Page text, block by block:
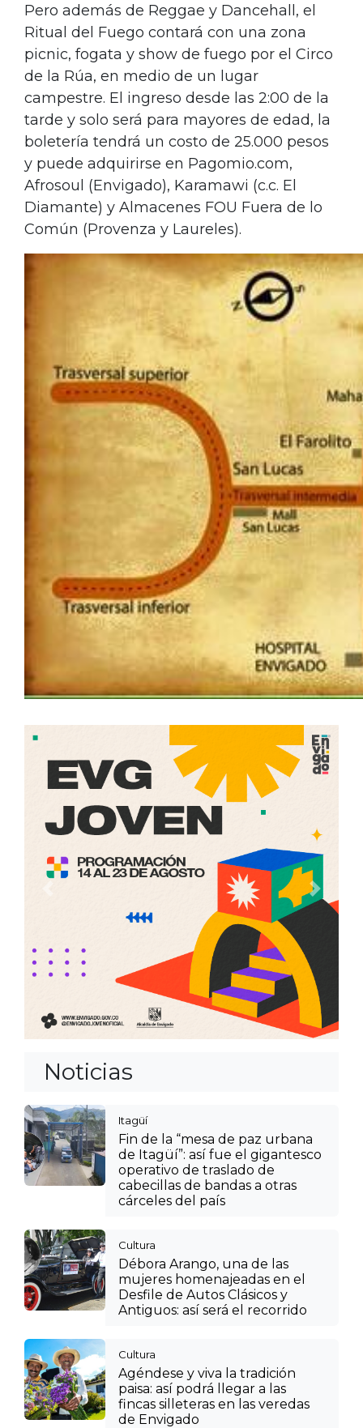
Pero además de Reggae y Dancehall, el
Ritual del Fuego contará con una zona
picnic, fogata y show de fuego por el Circo
de la Rúa, en medio de un lugar
campestre. El ingreso desde las 2:00 de la
tarde y solo será para mayores de edad, la
boletería tendrá un costo de 25.000 pesos
y puede adquirirse en Pagomio.com,
Afrosoul (Envigado), Karamawi (c.c. El
Diamante) y Almacenes FOU Fuera de lo
Común (Provenza y Laureles).
Noticias
Itagüí
Fin de la “mesa de paz urbana
de Itagüí”: así fue el gigantesco
operativo de traslado de
cabecillas de bandas a otras
cárceles del país
Cultura
Débora Arango, una de las
mujeres homenajeadas en el
Desfile de Autos Clásicos y
Antiguos: así será el recorrido
Cultura
Agéndese y viva la tradición
paisa: así podrá llegar a las
fincas silleteras en las veredas
de Envigado